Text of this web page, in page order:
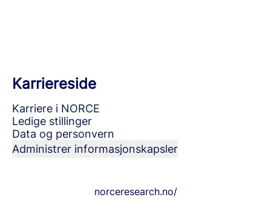
Karriereside
Karriere i NORCE
Ledige stillinger
Data og personvern
Administrer informasjonskapsler
norceresearch.no/